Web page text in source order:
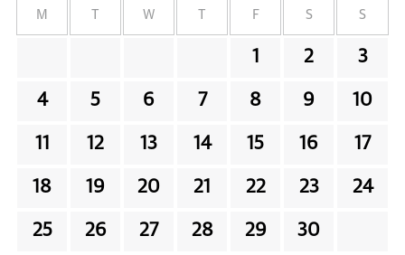
M W F S S
1 2 3
4 5 6 7 8 9 10
11 12 13 14 15 16 17
18 19 20 21 22 23 24
25 26 27 28 29 30